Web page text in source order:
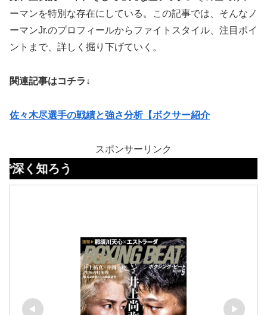
ーマンを特別な存在にしている。この記事では、そんなノ
ーマンJr.のプロフィールからファイトスタイル、注目ポイ
ントまで、詳しく掘り下げていく。
関連記事はコチラ↓
佐々木尽選手の戦績と強さ分析【ボクサー紹介
スポンサーリンク